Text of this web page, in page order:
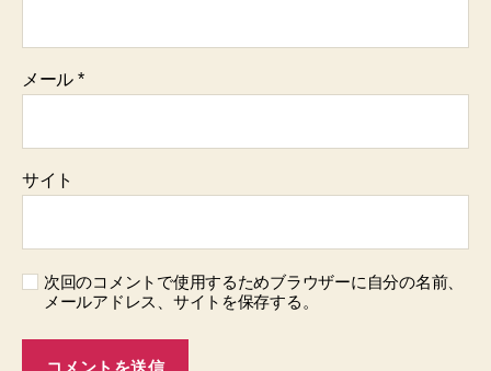
メール *
サイト
次回のコメントで使用するためブラウザーに自分の名前、
メールアドレス、サイトを保存する。